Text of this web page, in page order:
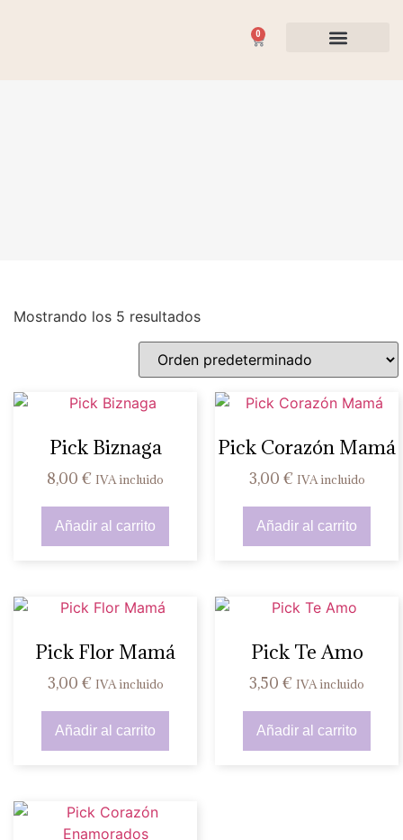
0
Mostrando los 5 resultados
Pick Biznaga
8,00 € IVA incluido
Añadir al carrito
Pick Corazón Mamá
3,00 € IVA incluido
Añadir al carrito
Pick Flor Mamá
3,00 € IVA incluido
Añadir al carrito
Pick Te Amo
3,50 € IVA incluido
Añadir al carrito